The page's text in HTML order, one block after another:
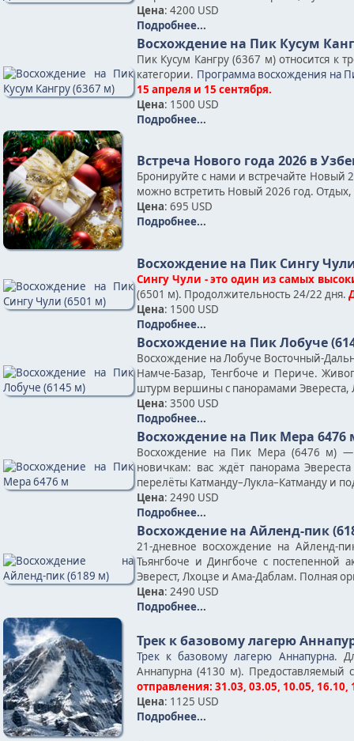
Цена: 4200 USD
Подробнее...
Восхождение на Пик Кусум
Пик Кусум Кангру (6367 м) относится к
категории. Программа восхождения на
15 апреля и 15 сентября.
Цена: 1500 USD
Подробнее...
Встреча Нового года 2026 в
Бронируйте с нами и встречайте
можно встретить Новый 2026 год. Отдых,
Цена: 695 USD
Подробнее...
Восхождение на Пик Сингу
Сингу Чули - это один из самых
(6501 м). Продолжительность 24/22 дня.
Цена: 1500 USD
Подробнее...
Восхождение на Пик Лобуче
Восхождение на Лобуче Восточный-
Намче-Базар, Тенгбоче и Периче.
штурм вершины с панорамами Эвереста,
Цена: 3500 USD
Подробнее...
Восхождение на Пик Мера 6476
Восхождение на Пик Мера (6476 м) —
новичкам: вас ждёт панорама
перелёты Катманду–Лукла–Катманду и
Цена: 2490 USD
Подробнее...
Восхождение на Айленд-пик
21-дневное восхождение на Айленд-
Тьянгбоче и Дингбоче с
Эверест, Лхоцзе и Ама-Даблам. Полная
Цена: 2490 USD
Подробнее...
Трек к базовому лагерю
Трек к базовому лагерю Аннапурна.
Аннапурна (4130 м).
отправления: 31.03, 03.05, 10.05, 16.10,
Цена: 1125 USD
Подробнее...